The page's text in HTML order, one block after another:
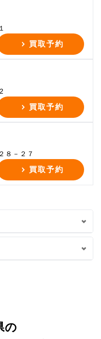
買取予約
買取予約
８－２７
買取予約
の